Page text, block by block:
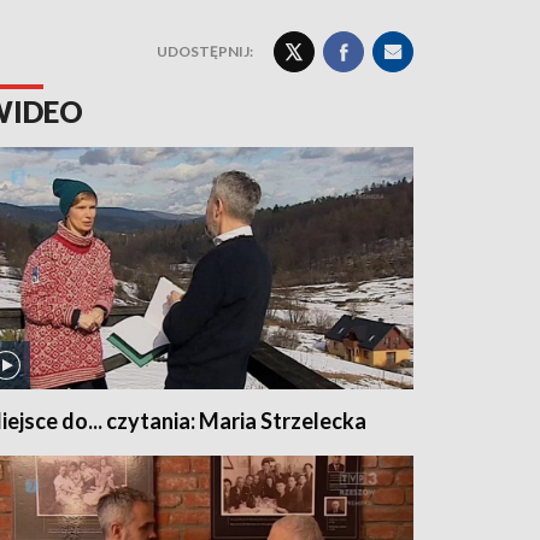
UDOSTĘPNIJ:
do... czytania: Maria Strzelecka